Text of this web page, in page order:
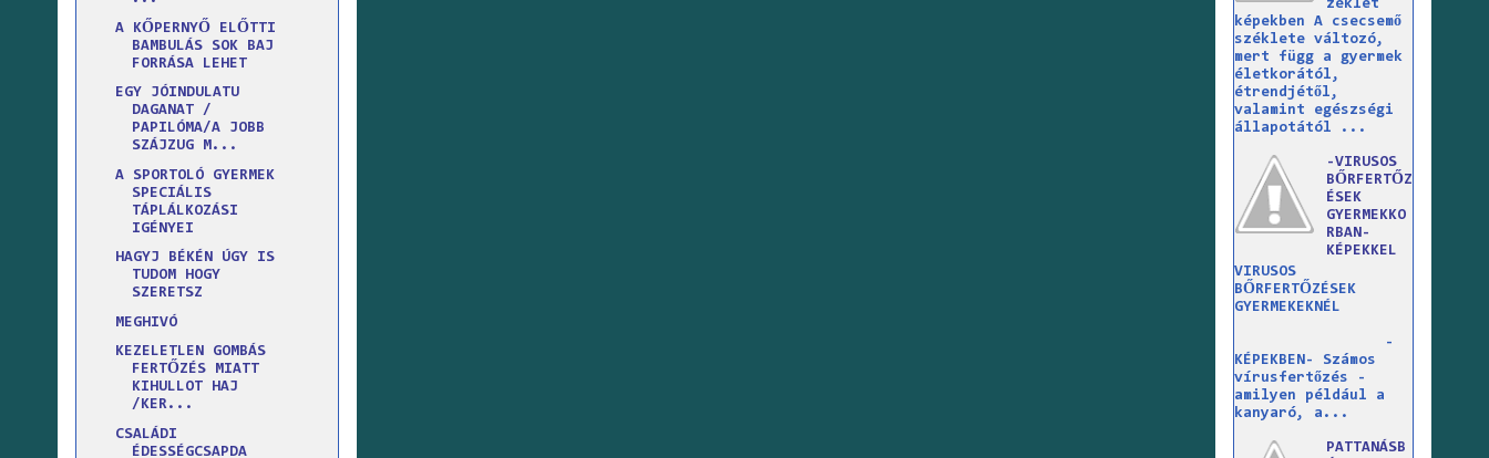
A KŐPERNYŐ ELŐTTI
BAMBULÁS SOK BAJ
FORRÁSA LEHET
EGY JÓINDULATU
DAGANAT /
PAPILÓMA/A JOBB
SZÁJZUG M...
A SPORTOLÓ GYERMEK
SPECIÁLIS
TÁPLÁLKOZÁSI
IGÉNYEI
HAGYJ BÉKÉN ÚGY IS
TUDOM HOGY
SZERETSZ
MEGHIVÓ
KEZELETLEN GOMBÁS
FERTŐZÉS MIATT
KIHULLOT HAJ
/KER...
CSALÁDI
ÉDESSÉGCSAPDA
zéklet
képekben A csecsemő
széklete változó,
mert függ a gyermek
életkorától,
étrendjétől,
valamint egészségi
állapotától ...
-VIRUSOS
BŐRFERTŐZ
ÉSEK
GYERMEKKO
RBAN-
KÉPEKKEL
VIRUSOS
BŐRFERTŐZÉSEK
GYERMEKEKNÉL
-
KÉPEKBEN- Számos
vírusfertőzés -
amilyen például a
kanyaró, a...
PATTANÁSB